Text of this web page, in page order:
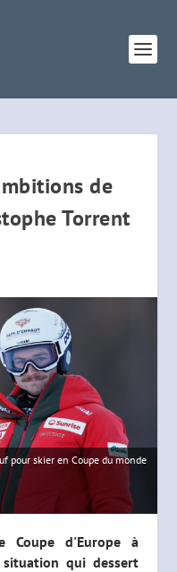
de
Torrent
pour skier en Coupe du monde
Coupe d'Europe à
qui dessert